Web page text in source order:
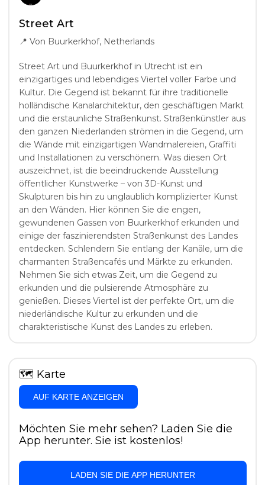
Street Art
📍 Von Buurkerkhof, Netherlands
Street Art und Buurkerkhof in Utrecht ist ein
einzigartiges und lebendiges Viertel voller Farbe und
Kultur. Die Gegend ist bekannt für ihre traditionelle
holländische Kanalarchitektur, den geschäftigen Markt
und die erstaunliche Straßenkunst. Straßenkünstler aus
den ganzen Niederlanden strömen in die Gegend, um
die Wände mit einzigartigen Wandmalereien, Graffiti
und Installationen zu verschönern. Was diesen Ort
auszeichnet, ist die beeindruckende Ausstellung
öffentlicher Kunstwerke – von 3D-Kunst und
Skulpturen bis hin zu unglaublich komplizierter Kunst
an den Wänden. Hier können Sie die engen,
gewundenen Gassen von Buurkerkhof erkunden und
einige der faszinierendsten Straßenkunst des Landes
entdecken. Schlendern Sie entlang der Kanäle, um die
charmanten Straßencafés und Märkte zu erkunden.
Nehmen Sie sich etwas Zeit, um die Gegend zu
erkunden und die pulsierende Atmosphäre zu
genießen. Dieses Viertel ist der perfekte Ort, um die
niederländische Kultur zu erkunden und die
charakteristische Kunst des Landes zu erleben.
🗺 Karte
AUF KARTE ANZEIGEN
Möchten Sie mehr sehen? Laden Sie die
App herunter. Sie ist kostenlos!
LADEN SIE DIE APP HERUNTER